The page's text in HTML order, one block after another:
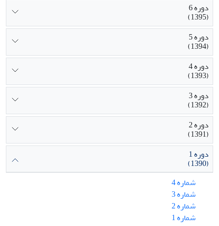
دوره 6
(1395)
دوره 5
(1394)
دوره 4
(1393)
دوره 3
(1392)
دوره 2
(1391)
دوره 1
(1390)
شماره 4
شماره 3
شماره 2
شماره 1